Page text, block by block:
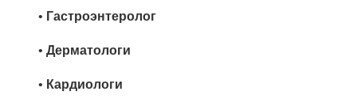
• Гастроэнтеролог
• Дерматологи
• Кардиологи